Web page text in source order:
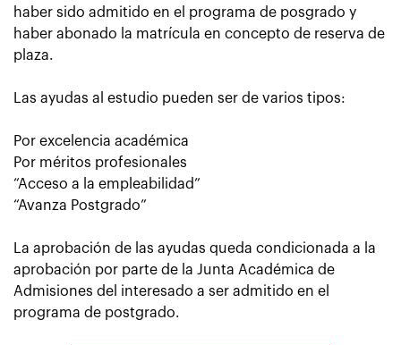
haber sido admitido en el programa de posgrado y
haber abonado la matrícula en concepto de reserva de
plaza.
Las ayudas al estudio pueden ser de varios tipos:
Por excelencia académica
Por méritos profesionales
“Acceso a la empleabilidad”
“Avanza Postgrado”
La aprobación de las ayudas queda condicionada a la
aprobación por parte de la Junta Académica de
Admisiones del interesado a ser admitido en el
programa de postgrado.